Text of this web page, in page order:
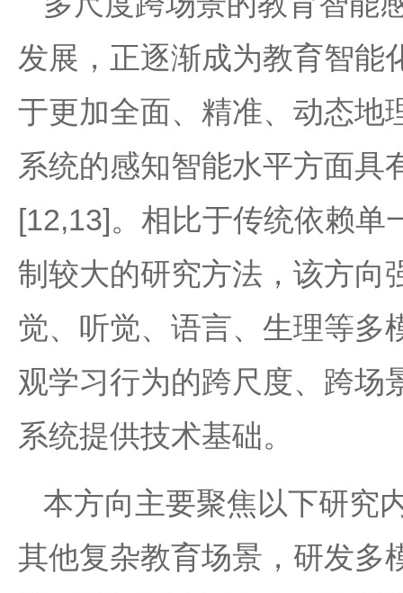
发展，正逐渐成为教育智能
于更加全面、精准、动态地
系统的感知智能水平方面具
[12,13]。相比于传统依赖
制较大的研究方法，该方向
觉、听觉、语言、生理等多
观学习行为的跨尺度、跨场
系统提供技术基础。
本方向主要聚焦以下研究
其他复杂教育场景，研发多